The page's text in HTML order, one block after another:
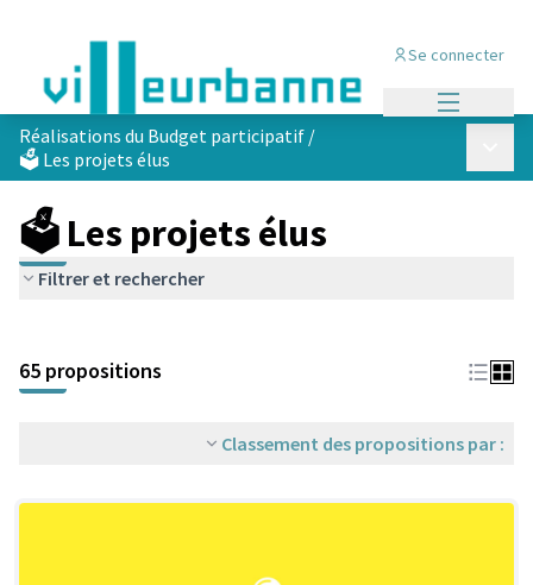
Se connecter
Réalisations du Budget participatif /
🗳️ Les projets élus
🗳️ Les projets élus
Filtrer et rechercher
+
−
65 propositions
Classement des propositions par :